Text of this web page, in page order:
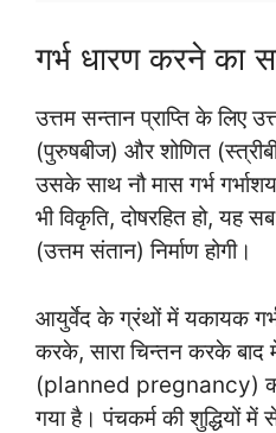
गर्भ धारण करने का
उत्तम सन्तान प्राप्ति के लिए
(पुरुषबीज) और शोणित
उसके साथ नौ मास गर्भ
भी विकृति, दोषरहित हो, यह
(उत्तम संतान) निर्माण होगी।
आयुर्वेद के ग्रंथों में यकायक
करके, सारा चिन्तन करके बाद
(planned pregnancy)
गया है। पंचकर्म की शुद्धियों